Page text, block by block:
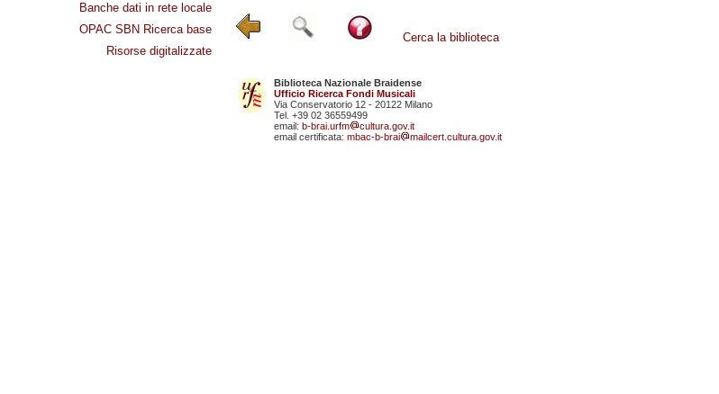
Banche dati in rete locale
OPAC SBN Ricerca base
Risorse digitalizzate
Cerca la biblioteca
Biblioteca Nazionale Braidense
Ufficio Ricerca Fondi Musicali
Via Conservatorio 12 - 20122 Milano
Tel. +39 02 36559499
email: b-brai.urfm
cultura.gov.it
email certificata: mbac-b-brai mailcert.cultura.gov.it